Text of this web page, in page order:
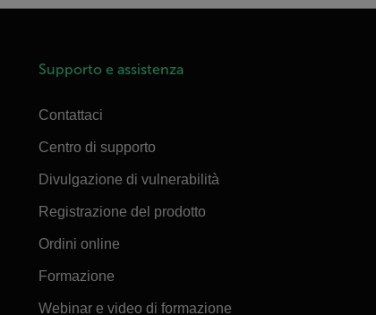
Supporto e assistenza
Contattaci
Centro di supporto
Divulgazione di vulnerabilità
Registrazione del prodotto
Ordini online
Formazione
Webinar e video di formazione